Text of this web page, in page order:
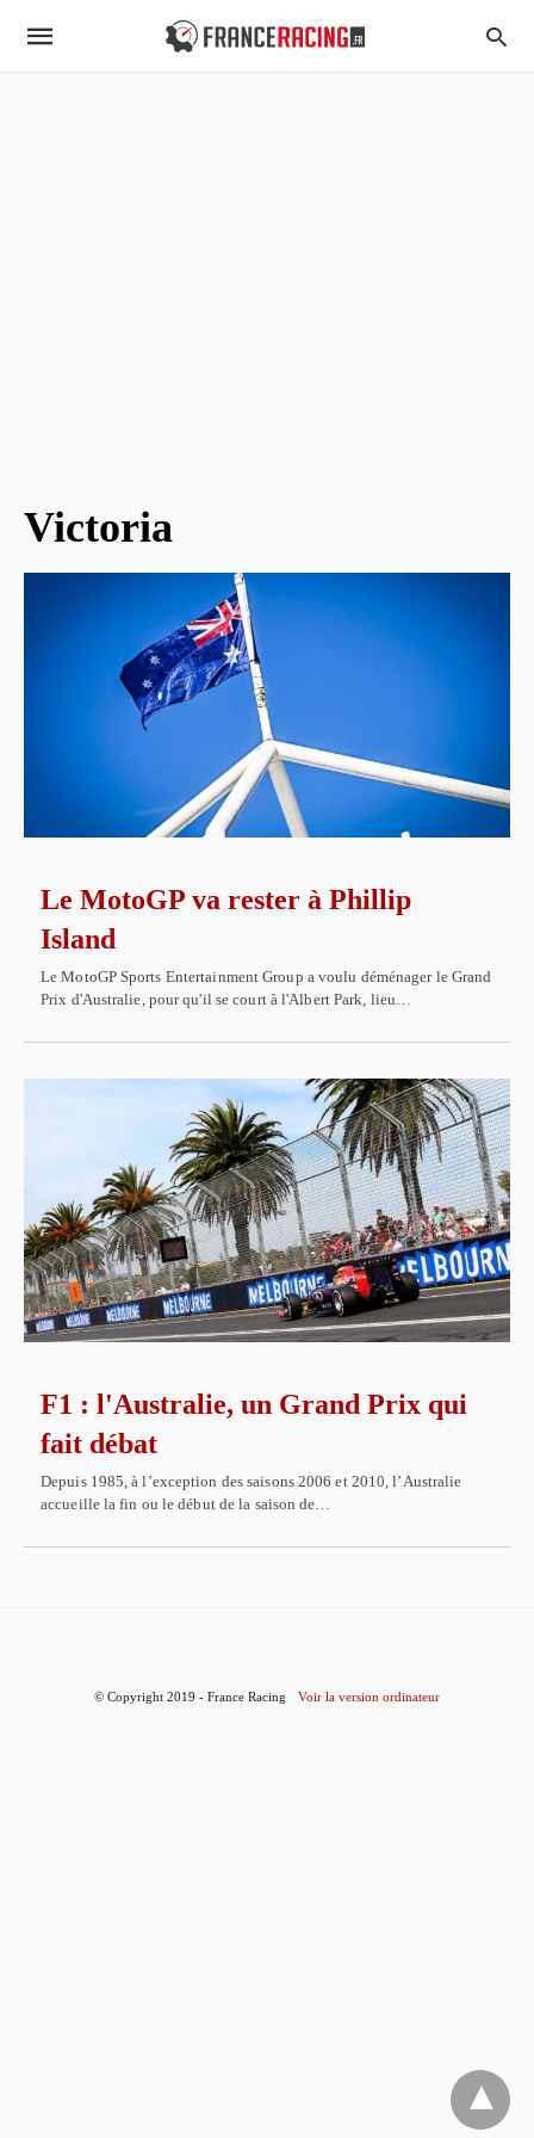
Victoria
Le MotoGP va rester à Phillip
Island
Le MotoGP Sports Entertainment Group a voulu déménager le Grand
Prix d'Australie, pour qu'il se court à l'Albert Park, lieu…
F1 : l'Australie, un Grand Prix qui
fait débat
Depuis 1985, à l’exception des saisons 2006 et 2010, l’Australie
accueille la fin ou le début de la saison de…
© Copyright 2019 - France Racing Voir la version ordinateur